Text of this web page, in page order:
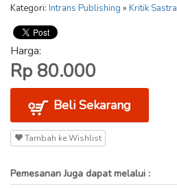
Kategori: Intrans Publishing » Kritik Sastra
Harga:
Rp 80.000
Beli Sekarang
Tambah ke Wishlist
Pemesanan Juga dapat melalui :